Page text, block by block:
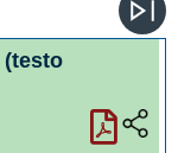
(testo